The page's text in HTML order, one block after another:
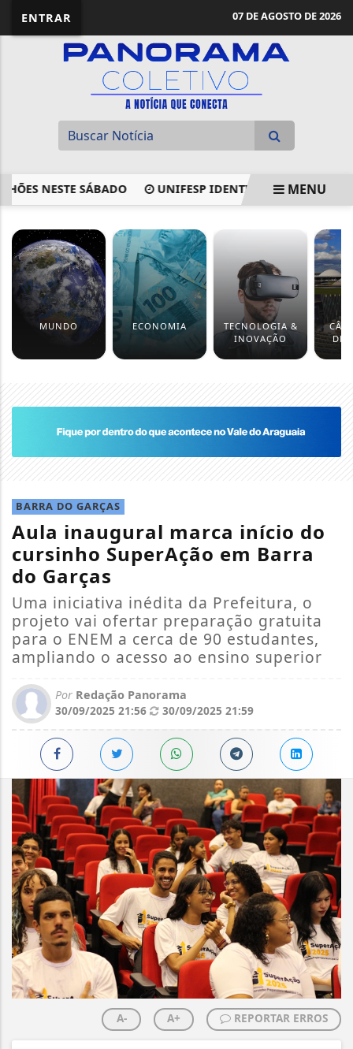
ENTRAR 07 DE AGOSTO DE 2026
NESTE SÁBADO UNIFESP IDENTIFICA RESÍDUOMENU
MUNDO ECONOMIA
TECNOLOGIA &
INOVAÇÃO
BARRA DO GARÇAS
Aula inaugural marca início do
cursinho SuperAção em Barra
do Garças
Uma iniciativa inédita da Prefeitura, o
projeto vai ofertar preparação gratuita
para o ENEM a cerca de 90 estudantes,
ampliando o acesso ao ensino superior
Por Redação Panorama
30/09/2025 21:56
30/09/2025 21:59
A- A+ REPORTAR ERROS